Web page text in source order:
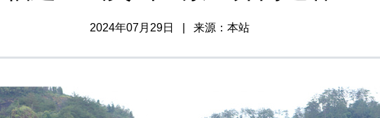
2024年07月29日 | 来源：本站